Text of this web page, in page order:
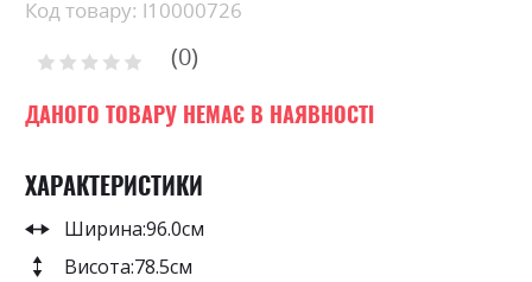
the
gallery
Код товару: l10000726
Рейтинг: 0
ДАНОГО ТОВАРУ НЕМАЄ В НАЯВНОСТІ
ХАРАКТЕРИСТИКИ
Ширина:96.0см
Висота:78.5см